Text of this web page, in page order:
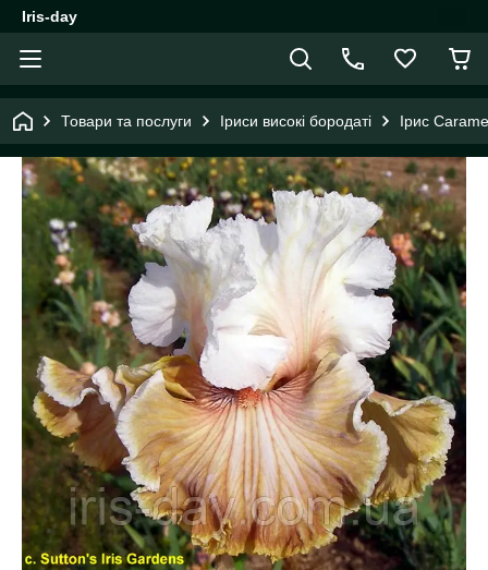
Iris-day
Товари та послуги Іриси високі бородаті Ірис